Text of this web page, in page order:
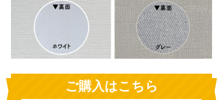
ご購入はこちら